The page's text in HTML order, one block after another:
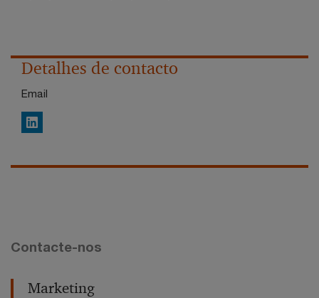
Detalhes de contacto
Email
LinkedIn
Contacte-nos
Marketing